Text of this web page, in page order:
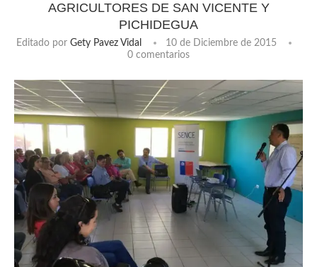
AGRICULTORES DE SAN VICENTE Y
PICHIDEGUA
Editado por Gety Pavez Vidal
10 de Diciembre de 2015
0 comentarios